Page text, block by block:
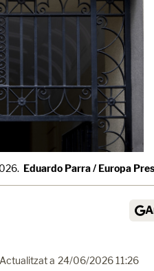
Eduardo Parra / Europa
Actualitzat a 24/06/2026 11:26